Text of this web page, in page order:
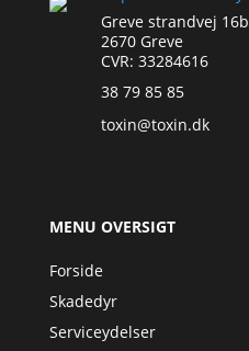
Greve strandvej 16b
2670 Greve
CVR: 33284616
38 79 85 85
toxin@toxin.dk
MENU OVERSIGT
Forside
Skadedyr
Serviceydelser